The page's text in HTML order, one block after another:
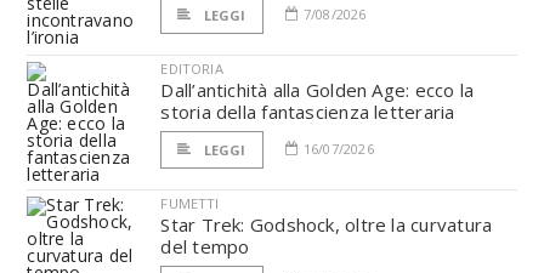
LEGGI 7/08/2026
EDITORIA
Dall’antichità alla Golden Age: ecco la
storia della fantascienza letteraria
LEGGI 16/07/2026
FUMETTI
Star Trek: Godshock, oltre la curvatura
del tempo